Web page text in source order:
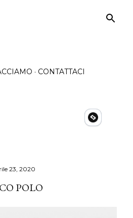
CONTATTACI
23, 2020
POLO